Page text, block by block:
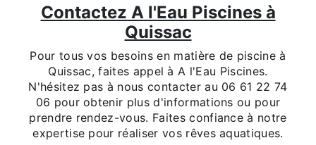
Contactez A l'Eau Piscines à
Quissac
Pour tous vos besoins en matière de piscine à
Quissac, faites appel à A l'Eau Piscines.
N'hésitez pas à nous contacter au 06 61 22 74
06 pour obtenir plus d'informations ou pour
prendre rendez-vous. Faites confiance à notre
expertise pour réaliser vos rêves aquatiques.